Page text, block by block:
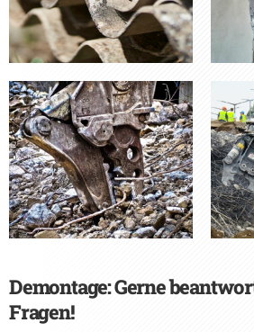
Demontage: Gerne
Fragen!